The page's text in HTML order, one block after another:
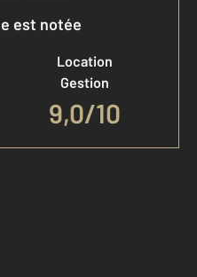
est notée
Location
Gestion
9,0/10